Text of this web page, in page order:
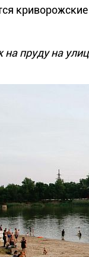
на пруду на